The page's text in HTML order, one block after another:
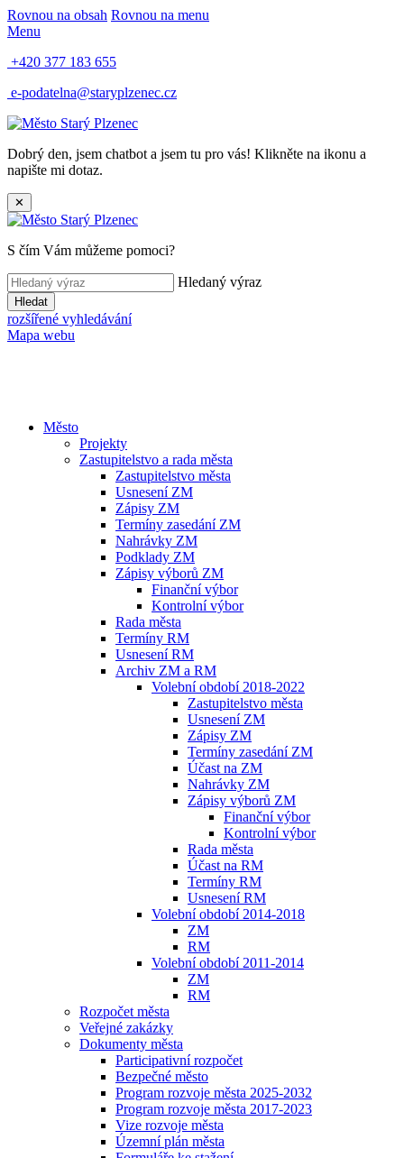
Rovnou na obsah Rovnou na menu
Menu
+420 377 183 655
e-podatelna@staryplzenec.cz
Dobrý den, jsem chatbot a jsem tu pro vás! Klikněte na ikonu a
napište mi dotaz.
✕
S čím Vám můžeme pomoci?
Hledaný výraz
Hledat
rozšířené vyhledávání
Mapa webu
Město
Projekty
Zastupitelstvo a rada města
Zastupitelstvo města
Usnesení ZM
Zápisy ZM
Termíny zasedání ZM
Nahrávky ZM
Podklady ZM
Zápisy výborů ZM
Finanční výbor
Kontrolní výbor
Rada města
Termíny RM
Usnesení RM
Archiv ZM a RM
Volební období 2018-2022
Zastupitelstvo města
Usnesení ZM
Zápisy ZM
Termíny zasedání ZM
Účast na ZM
Nahrávky ZM
Zápisy výborů ZM
Finanční výbor
Kontrolní výbor
Rada města
Účast na RM
Termíny RM
Usnesení RM
Volební období 2014-2018
ZM
RM
Volební období 2011-2014
ZM
RM
Rozpočet města
Veřejné zakázky
Dokumenty města
Participativní rozpočet
Bezpečné město
Program rozvoje města 2025-2032
Program rozvoje města 2017-2023
Vize rozvoje města
Územní plán města